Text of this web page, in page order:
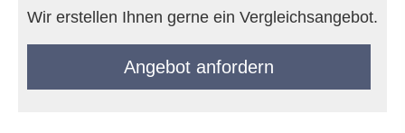
Wir erstellen Ihnen gerne ein Vergleichsangebot.
An­ge­bot an­for­dern